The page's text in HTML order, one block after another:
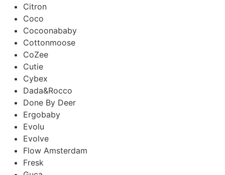
Citron
Coco
Cocoonababy
Cottonmoose
CoZee
Cutie
Cybex
Dada&Rocco
Done By Deer
Ergobaby
Evolu
Evolve
Flow Amsterdam
Fresk